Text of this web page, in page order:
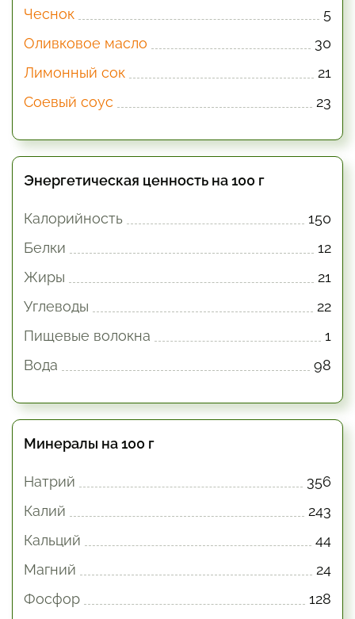
Чеснок
5
Оливковое масло
30
Лимонный сок
21
Соевый соус
23
Энергетическая ценность на 100 г
Калорийность
150
Белки
12
Жиры
21
Углеводы
22
Пищевые волокна
1
Вода
98
Минералы на 100 г
Натрий
356
Калий
243
Кальций
44
Магний
24
Фосфор
128